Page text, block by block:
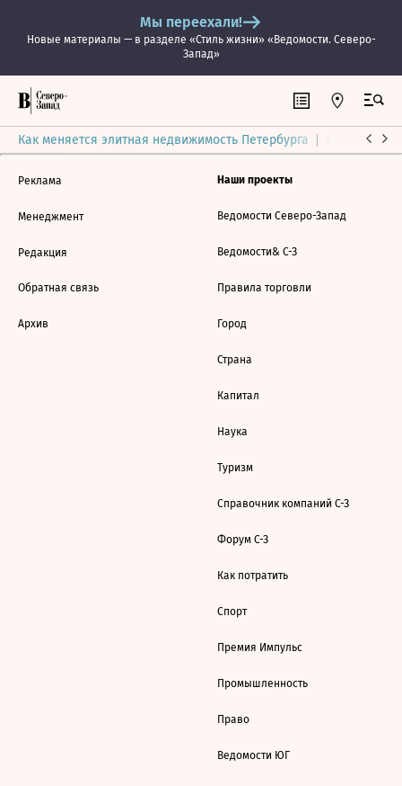
Мы переехали!
Новые материалы — в разделе «Стиль жизни» «Ведомости. Северо-
Запад»
Как меняется элитная недвижимость Петербурга Ситуация
Реклама
Менеджмент
Редакция
Обратная связь
Архив
Наши проекты
Ведомости Северо-Запад
Ведомости& С-З
Правила торговли
Город
Страна
Капитал
Наука
Туризм
Справочник компаний С-З
Форум С-З
Как потратить
Спорт
Премия Импульс
Промышленность
Право
Ведомости ЮГ